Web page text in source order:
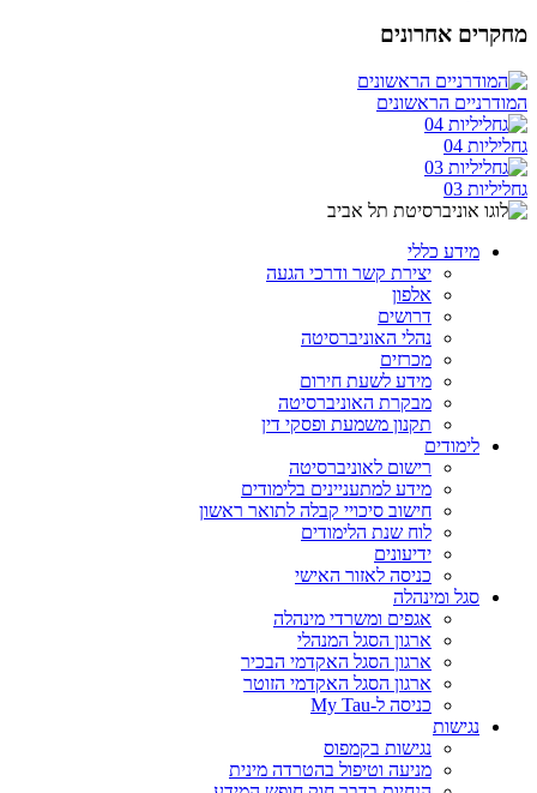
מחקרים אחרונים
המודרניים הראשונים
גחליליות 04
גחליליות 03
מידע כללי
יצירת קשר ודרכי הגעה
אלפון
דרושים
נהלי האוניברסיטה
מכרזים
מידע לשעת חירום
מבקרת האוניברסיטה
תקנון משמעת ופסקי דין
לימודים
רישום לאוניברסיטה
מידע למתעניינים בלימודים
חישוב סיכויי קבלה לתואר ראשון
לוח שנת הלימודים
ידיעונים
כניסה לאזור האישי
סגל ומינהלה
אגפים ומשרדי מינהלה
ארגון הסגל המנהלי
ארגון הסגל האקדמי הבכיר
ארגון הסגל האקדמי הזוטר
כניסה ל-My Tau
נגישות
נגישות בקמפוס
מניעה וטיפול בהטרדה מינית